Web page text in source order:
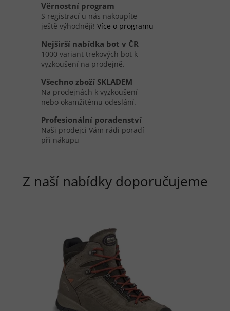
Věrnostní program
S registrací u nás nakoupíte
ještě výhodněji! Více o programu
Nejširší nabídka bot v ČR
1000 variant trekových bot k
vyzkoušení na prodejně.
Všechno zboží SKLADEM
Na prodejnách k vyzkoušení
nebo okamžitému odeslání.
Profesionální poradenství
Naši prodejci Vám rádi poradí
při nákupu
Z naší nabídky doporučujeme